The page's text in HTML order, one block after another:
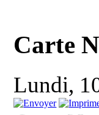
Carte
Lundi,